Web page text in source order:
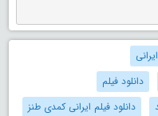
دانلود فیلم
دانلود فیلم ایرانی کمدی طنز